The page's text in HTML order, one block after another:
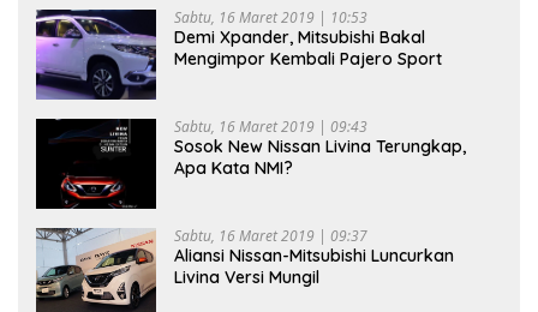
Sabtu, 16 Maret 2019 | 10:53
Demi Xpander, Mitsubishi Bakal
Mengimpor Kembali Pajero Sport
Sabtu, 16 Maret 2019 | 09:43
Sosok New Nissan Livina Terungkap,
Apa Kata NMI?
Sabtu, 16 Maret 2019 | 09:37
Aliansi Nissan-Mitsubishi Luncurkan
Livina Versi Mungil